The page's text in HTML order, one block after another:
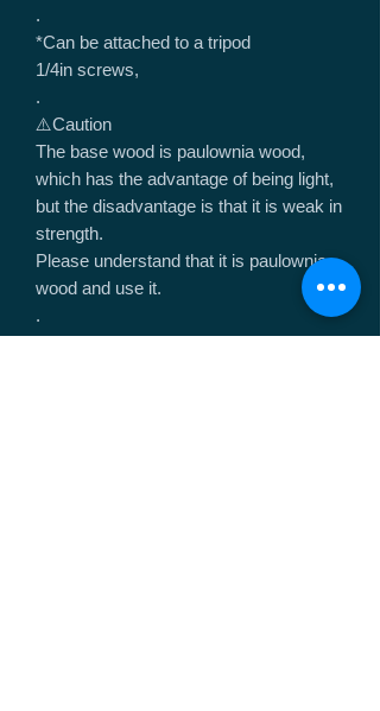
.
*Can be attached to a tripod
1/4in screws,
.
⚠️Caution
The base wood is paulownia wood,
which has the advantage of being light,
but the disadvantage is that it is weak in
strength.
Please understand that it is paulownia
wood and use it.
.
---------